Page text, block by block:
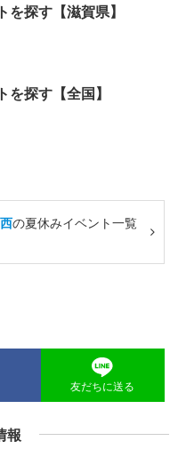
探す【滋賀県】
探す【全国】
の夏休みイベント一覧
友だちに送る
報